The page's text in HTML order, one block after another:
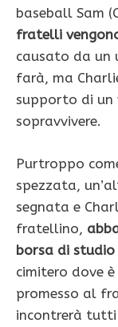
baseball Sam
fratelli
causato da un
farà, ma
supporto di un
sopravvivere.
Purtroppo
spezzata,
segnata e
fratellino,
borsa di studio
cimitero dove
promesso al
incontrerà